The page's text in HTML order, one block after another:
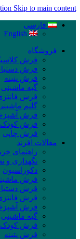
Skip to main content
فارسی
English
فروشگاه
فرش
فرش
فرش پتینه
گبه ماشینی
فرش
گلیم
فرش
فرش کودک
فرش چاپی
مقالات افرند
راهنمای
نگهداری
دکوراسیون
فرش
فرش
فرش
فرش
گبه ماشینی
فرش کودک
فرش پتینه